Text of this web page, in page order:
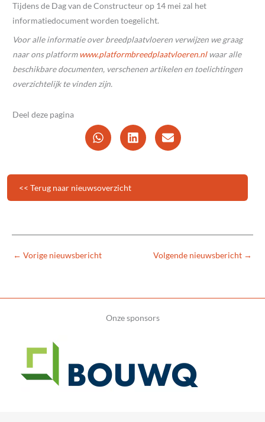
Tijdens de Dag van de Constructeur op 14 mei zal het
informatiedocument worden toegelicht.
Voor alle informatie over breedplaatvloeren verwijzen we graag
naar ons platformwww.platformbreedplaatvloeren.nlwaar alle
beschikbare documenten, verschenen artikelen en toelichtingen
overzichtelijk te vinden zijn.
Deel deze pagina
<< Terug naar nieuwsoverzicht
← Vorige nieuwsbericht Volgende nieuwsbericht →
Onze sponsors